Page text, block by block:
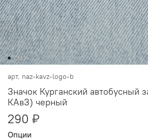
арт. naz-kavz-logo-b
Значок Курганский автобусный
КАвЗ) черный
290 ₽
Опции